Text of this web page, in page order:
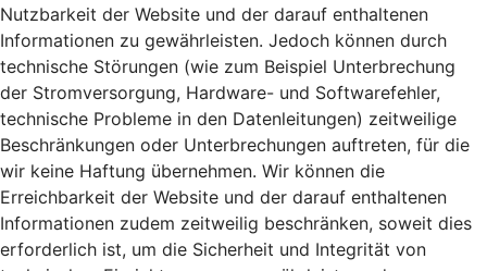
Nutzbarkeit der Website und der darauf enthaltenen
Informationen zu gewährleisten. Jedoch können durch
technische Störungen (wie zum Beispiel Unterbrechung
der Stromversorgung, Hardware- und Softwarefehler,
technische Probleme in den Datenleitungen) zeitweilige
Beschränkungen oder Unterbrechungen auftreten, für die
wir keine Haftung übernehmen. Wir können die
Erreichbarkeit der Website und der darauf enthaltenen
Informationen zudem zeitweilig beschränken, soweit dies
erforderlich ist, um die Sicherheit und Integrität von